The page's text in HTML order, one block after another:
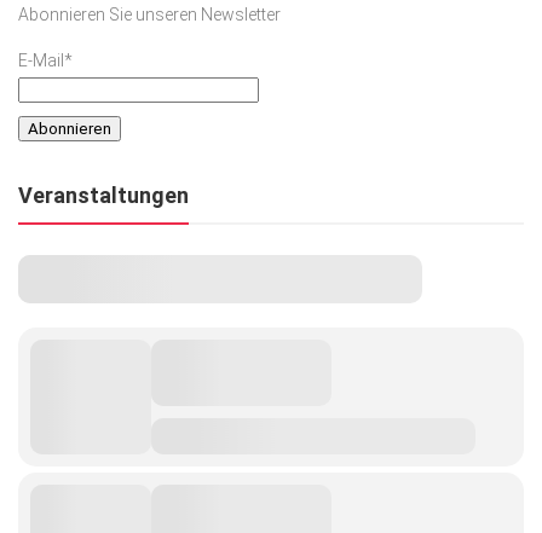
Lifestyle
Ausflug & Reise
SACHSEN IN PARIS
Abonnieren Sie unseren Newsletter
E-Mail*
Veranstaltungen